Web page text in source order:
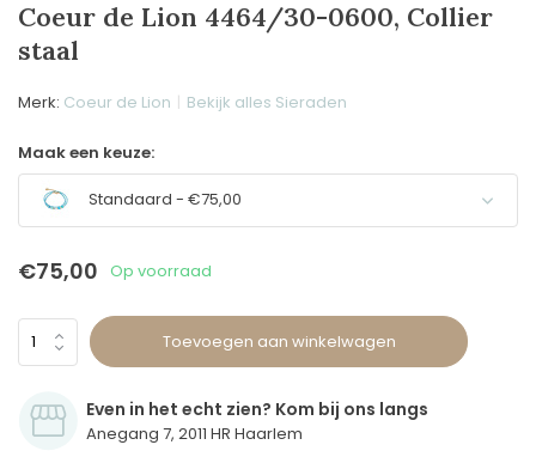
Coeur de Lion 4464/30-0600, Collier
staal
Merk: Coeur de Lion Bekijk alles Sieraden
Maak een keuze:
Standaard - €75,00
€75,00 Op voorraad
Toevoegen aan winkelwagen
Even in het echt zien? Kom bij ons langs
Anegang 7, 2011 HR Haarlem